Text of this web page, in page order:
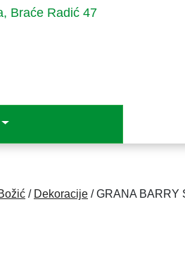
Braće Radić 47
/ Dekoracije / GRANA BARRY